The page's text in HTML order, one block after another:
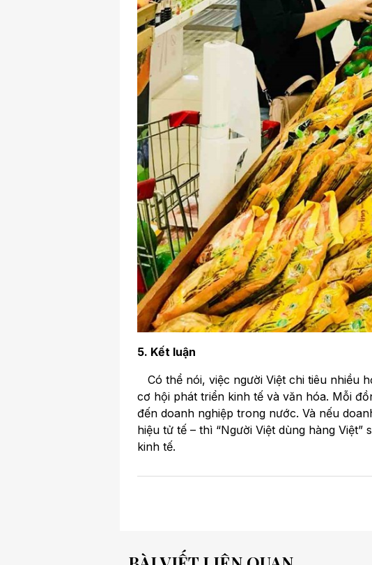
5. Kết luận
Có thể nói, việc người Việt chi tiêu nhiều
cơ hội phát triển kinh tế và văn hóa. Mỗi
đến doanh nghiệp trong nước. Và nếu
hiệu tử tế – thì “Người Việt dùng hàng
kinh tế.